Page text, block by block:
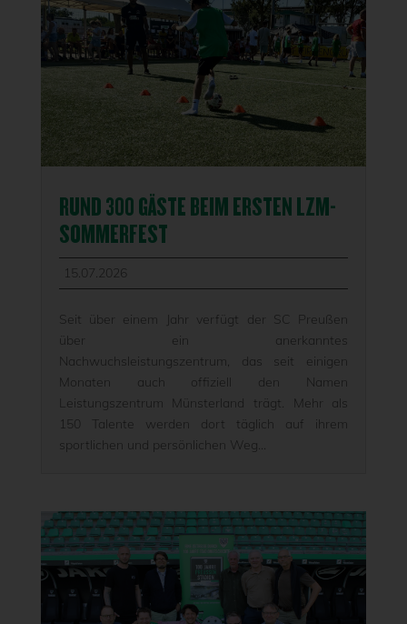
RUND 300 GÄSTE BEIM ERSTEN LZM-
SOMMERFEST
15.07.2026
Seit über einem Jahr verfügt der SC Preußen
über ein anerkanntes
Nachwuchsleistungszentrum, das seit einigen
Monaten auch offiziell den Namen
Leistungszentrum Münsterland trägt. Mehr als
150 Talente werden dort täglich auf ihrem
sportlichen und persönlichen Weg...